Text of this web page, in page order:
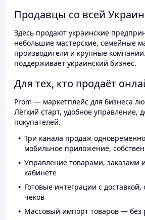
Продавцы со всей
Здесь продают украинские
небольшие мастерские, семейные
производители и крупные
поддерживает украинский бизнес.
Для тех, кто продаёт
Prom — маркетплейс для бизнеса
Лёгкий старт, удобное управление,
покупателей.
Три канала продаж
мобильное приложение,
Управление товарами, заказами
кабинете
Готовые интеграции с
чеков
Массовый импорт товаров — без